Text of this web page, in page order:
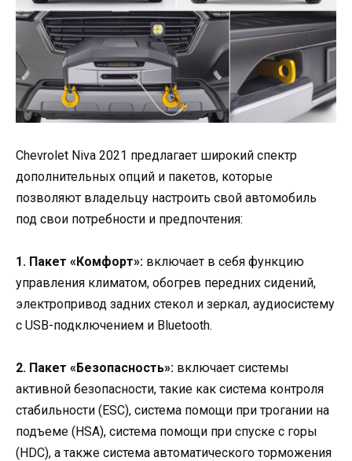
Chevrolet Niva 2021 предлагает широкий спектр
дополнительных опций и пакетов, которые
позволяют владельцу настроить свой автомобиль
под свои потребности и предпочтения:
1. Пакет «Комфорт»: включает в себя функцию
управления климатом, обогрев передних сидений,
электропривод задних стекол и зеркал, аудиосистему
с USB-подключением и Bluetooth.
2. Пакет «Безопасность»: включает системы
активной безопасности, такие как система контроля
стабильности (ESC), система помощи при трогании на
подъеме (HSA), система помощи при спуске с горы
(HDC), а также система автоматического торможения